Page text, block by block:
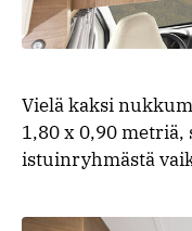
Vielä kaksi
1,80 x 0,90
istuinryhmästä